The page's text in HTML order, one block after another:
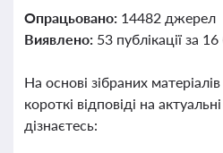
Опрацьовано: 14482 джерел
Виявлено: 53 публікації за
На основі зібраних
короткі відповіді на
дізнаєтесь: